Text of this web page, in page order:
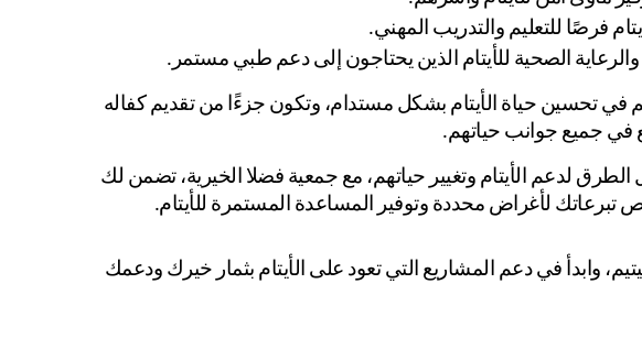
فرصًا للتعليم والتدريب المهني.
والرعاية الصحية للأيتام الذين يحتاجون إلى دعم طبي مستمر.
في جميع جوانب حياتهم.
تبرعاتك لأغراض محددة وتوفير المساعدة المستمرة للأيتام.